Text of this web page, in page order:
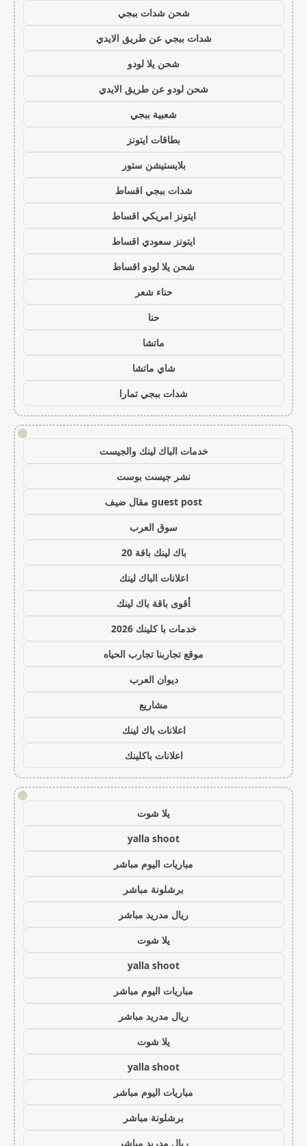
شحن شدات ببجي
شدات ببجي عن طريق الايدي
شحن يلا لودو
شحن لودو عن طريق الايدي
شعبية ببجي
بطاقات ايتونز
بلايستيشن ستور
شدات ببجي اقساط
ايتونز امريكي اقساط
ايتونز سعودي اقساط
شحن يلا لودو اقساط
حناء شعر
حنا
ماتشا
شاي ماتشا
شدات ببجي تمارا
!
خدمات الباك لينك والجيست
نشر جيست بوست
guest post مقال ضيف
سوق العرب
باك لينك باقة 20
اعلانات الباك لينك
أقوى باقة باك لينك
خدمات با كلينك 2026
موقع تجاربنا تجارب الحياه
ديوان العرب
مشاريع
اعلانات باك لينك
اعلانات باكلينك
!
يلا شوت
yalla shoot
مباريات اليوم مباشر
برشلونة مباشر
ريال مدريد مباشر
يلا شوت
yalla shoot
مباريات اليوم مباشر
ريال مدريد مباشر
يلا شوت
yalla shoot
مباريات اليوم مباشر
برشلونة مباشر
ريال مدريد مباشر